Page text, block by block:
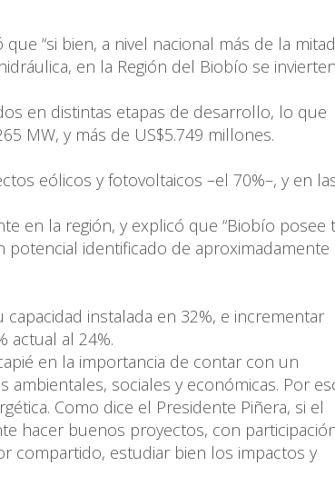
“si bien, a nivel nacional más de la
en la Región del Biobío se invierten
en distintas etapas de desarrollo, lo que
MW, y más de US$5.749 millones.
eólicos y fotovoltaicos –el 70%–, y en
en la región, y explicó que “Biobío posee
identificado de aproximadamente
instalada en 32%, e incrementar
actual al 24%.
en la importancia de contar con un
sociales y económicas. Por
Como dice el Presidente Piñera, si el
hacer buenos proyectos, con
compartido, estudiar bien los impactos y